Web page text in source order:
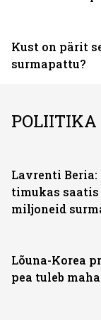
Kust on pärit
surmapattu?
POLIITIKA
Lavrenti
timukas saatis
miljoneid
Lõuna-Korea
pea tuleb